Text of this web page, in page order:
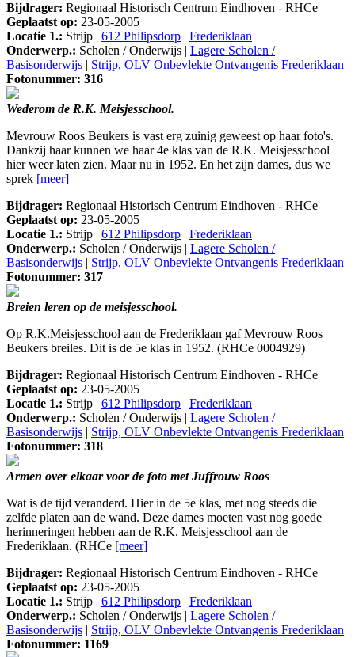
Bijdrager: Regionaal Historisch Centrum Eindhoven - RHCe
Geplaatst op: 23-05-2005
Locatie 1.: Strijp | 612 Philipsdorp | Frederiklaan
Onderwerp.: Scholen / Onderwijs | Lagere Scholen /
Basisonderwijs | Strijp, OLV Onbevlekte Ontvangenis Frederiklaan
Fotonummer: 316
Wederom de R.K. Meisjesschool.
Mevrouw Roos Beukers is vast erg zuinig geweest op haar foto's.
Dankzij haar kunnen we haar 4e klas van de R.K. Meisjesschool
hier weer laten zien. Maar nu in 1952. En het zijn dames, dus we
sprek [meer]
Bijdrager: Regionaal Historisch Centrum Eindhoven - RHCe
Geplaatst op: 23-05-2005
Locatie 1.: Strijp | 612 Philipsdorp | Frederiklaan
Onderwerp.: Scholen / Onderwijs | Lagere Scholen /
Basisonderwijs | Strijp, OLV Onbevlekte Ontvangenis Frederiklaan
Fotonummer: 317
Breien leren op de meisjesschool.
Op R.K.Meisjesschool aan de Frederiklaan gaf Mevrouw Roos
Beukers breiles. Dit is de 5e klas in 1952. (RHCe 0004929)
Bijdrager: Regionaal Historisch Centrum Eindhoven - RHCe
Geplaatst op: 23-05-2005
Locatie 1.: Strijp | 612 Philipsdorp | Frederiklaan
Onderwerp.: Scholen / Onderwijs | Lagere Scholen /
Basisonderwijs | Strijp, OLV Onbevlekte Ontvangenis Frederiklaan
Fotonummer: 318
Armen over elkaar voor de foto met Juffrouw Roos
Wat is de tijd veranderd. Hier in de 5e klas, met nog steeds die
zelfde platen aan de wand. Deze dames moeten vast nog goede
herinneringen hebben aan de R.K. Meisjesschool aan de
Frederiklaan. (RHCe [meer]
Bijdrager: Regionaal Historisch Centrum Eindhoven - RHCe
Geplaatst op: 23-05-2005
Locatie 1.: Strijp | 612 Philipsdorp | Frederiklaan
Onderwerp.: Scholen / Onderwijs | Lagere Scholen /
Basisonderwijs | Strijp, OLV Onbevlekte Ontvangenis Frederiklaan
Fotonummer: 1169